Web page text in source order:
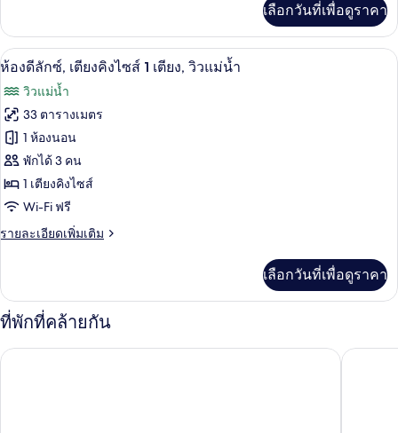
1
เตียง
เกี่ยว
กับ
ห้อง
เตียง
คิง
ไซส์
เตียง
เลือกวันที่เพื่อดูราคา
เปิด
ภาพถ่าย
ทั้งหมด
ของ
ห้อง
ดี
ลัก
ซ์,
คิง
ไซส์
เตียง,
ห้องดีลักซ์, เตียงคิงไซส์ 1 เตียง, วิวแ
9
ห้องดีลักซ์, เตียงคิงไซส์ 1 เตียง, วิวแม่น้ำ
วิวแม่น้ำ
33 ตารางเมตร
1 ห้องนอน
พักได้ 3 คน
1 เตียงคิงไซส์
Wi-Fi ฟรี
รายละเอียดเพิ่มเติม
ราย
เกี่ยว
กับ
ห้อง
ลัก
เลือกวันที่เพื่อดูราคา
ที่พักที่คล้ายกัน
โรงแรมล็อตเต้ ไซ่ง่อน โรงแรม